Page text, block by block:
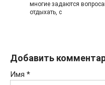
многие задаются
отдыхать, с
Добавить
Имя *